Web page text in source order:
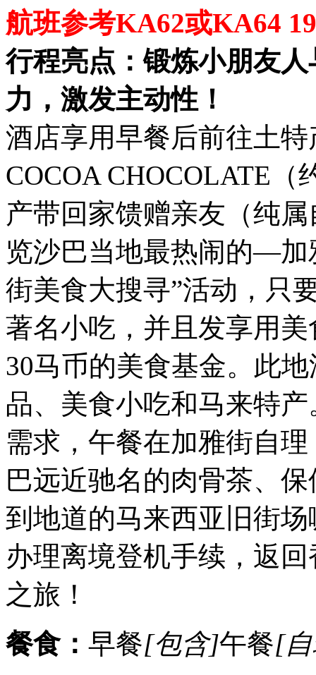
航班参考KA62或KA64
行程亮点：锻炼小朋友
力，激发主动性！
酒店享用早餐后前往土
COCOA CHOCOLATE
产带回家馈赠亲友（纯
览沙巴当地最热闹的—加
街美食大搜寻”活动，只
著名小吃，并且发享用
30马币的美食基金。此
品、美食小吃和马来特
需求，午餐在加雅街自
巴远近驰名的肉骨茶、
到地道的马来西亚旧街
办理离境登机手续，返
之旅！
餐食： 早餐[包含]午餐[